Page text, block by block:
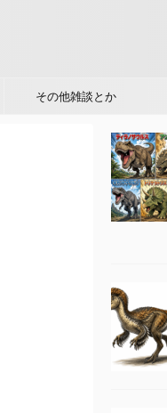
その他雑談とか